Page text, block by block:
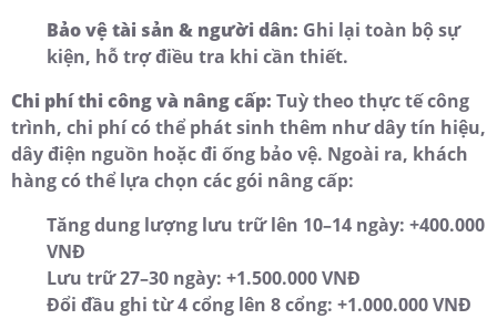
Bảo vệ tài sản & người dân: Ghi lại toàn bộ sự
kiện, hỗ trợ điều tra khi cần thiết.
Chi phí thi công và nâng cấp: Tuỳ theo thực tế công
trình, chi phí có thể phát sinh thêm như dây tín hiệu,
dây điện nguồn hoặc đi ống bảo vệ. Ngoài ra, khách
hàng có thể lựa chọn các gói nâng cấp:
Tăng dung lượng lưu trữ lên 10–14 ngày: +400.000
VNĐ
Lưu trữ 27–30 ngày: +1.500.000 VNĐ
Đổi đầu ghi từ 4 cổng lên 8 cổng: +1.000.000 VNĐ